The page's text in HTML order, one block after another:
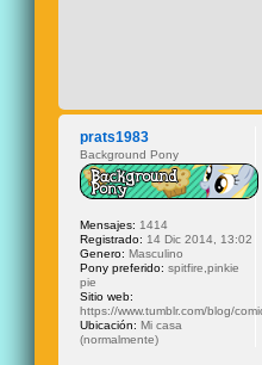
prats1983
Background Pony
Mensajes: 1414
Registrado: 14 Dic 2014, 13:02
Genero: Masculino
Pony preferido: spitfire,pinkie
pie
Sitio web:
https://www.tumblr.com/blog/
Ubicación: Mi casa
(normalmente)